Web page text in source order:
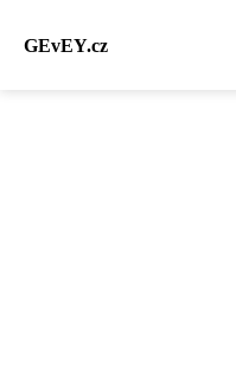
GEvEY.cz